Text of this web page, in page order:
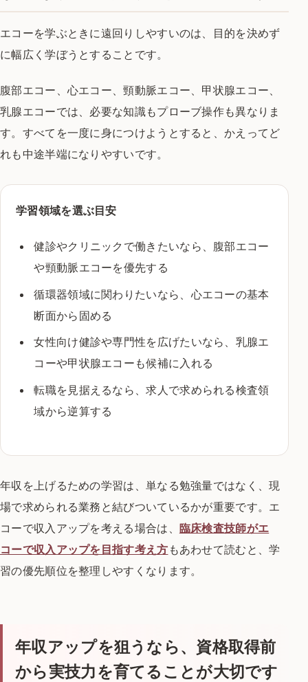
エコーを学ぶときに遠回りしやすいのは、目的を決めず
に幅広く学ぼうとすることです。
腹部エコー、心エコー、頸動脈エコー、甲状腺エコー、
乳腺エコーでは、必要な知識もプローブ操作も異なりま
す。すべてを一度に身につけようとすると、かえってど
れも中途半端になりやすいです。
学習領域を選ぶ目安
健診やクリニックで働きたいなら、腹部エコー
や頸動脈エコーを優先する
循環器領域に関わりたいなら、心エコーの基本
断面から固める
女性向け健診や専門性を広げたいなら、乳腺エ
コーや甲状腺エコーも候補に入れる
転職を見据えるなら、求人で求められる検査領
域から逆算する
年収を上げるための学習は、単なる勉強量ではなく、現
場で求められる業務と結びついているかが重要です。エ
コーで収入アップを考える場合は、 臨床検査技師がエ
コーで収入アップを目指す考え方 もあわせて読むと、学
習の優先順位を整理しやすくなります。
年収アップを狙うなら、資格取得前
から実技力を育てることが大切です